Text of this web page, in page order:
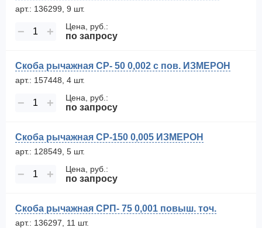
арт.: 136299, 9 шт.
− + Цена, руб.:
по запросу
Скоба рычажная СР- 50 0,002 с пов. ИЗМЕРОН
арт.: 157448, 4 шт.
− + Цена, руб.:
по запросу
Скоба рычажная СР-150 0,005 ИЗМЕРОН
арт.: 128549, 5 шт.
− + Цена, руб.:
по запросу
Скоба рычажная СРП- 75 0,001 повыш. точ.
арт.: 136297, 11 шт.